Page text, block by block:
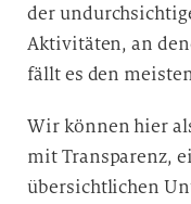
der
Aktivitäten, an
fällt es den
Wir können hier
mit Transparenz,
übersichtlichen